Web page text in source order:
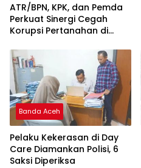
ATR/BPN, KPK, dan Pemda
Perkuat Sinergi Cegah
Korupsi Pertanahan di
Banda Aceh
Pelaku Kekerasan di Day
Care Diamankan Polisi, 6
Saksi Diperiksa